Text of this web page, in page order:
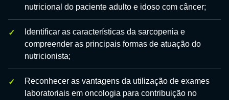
nutricional do paciente adulto e idoso com câncer;
Identificar as características da sarcopenia e
compreender as principais formas de atuação do
nutricionista;
Reconhecer as vantagens da utilização de exames
laboratoriais em oncologia para contribuição no